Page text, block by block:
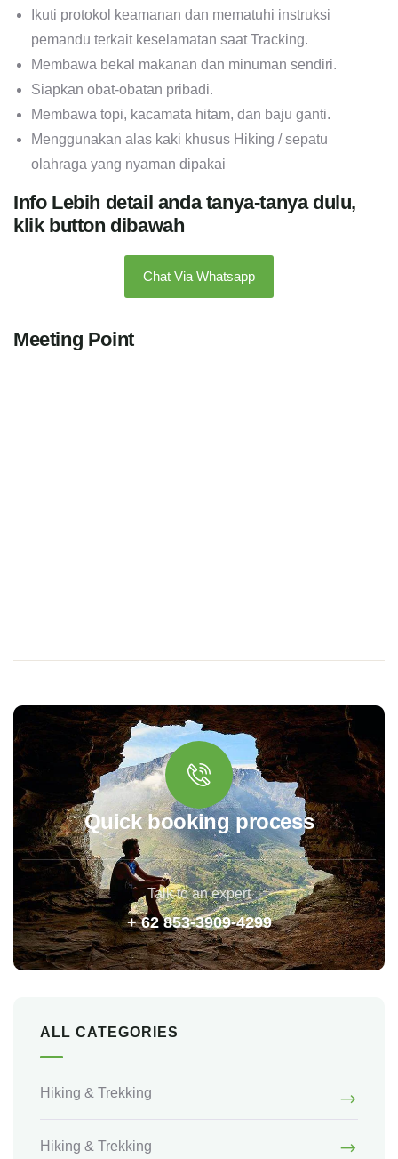
Ikuti protokol keamanan dan mematuhi instruksi
pemandu terkait keselamatan saat Tracking.
Membawa bekal makanan dan minuman sendiri.
Siapkan obat-obatan pribadi.
Membawa topi, kacamata hitam, dan baju ganti.
Menggunakan alas kaki khusus Hiking / sepatu
olahraga yang nyaman dipakai
Info Lebih detail anda tanya-tanya dulu,
klik button dibawah
Chat Via Whatsapp
Meeting Point
Quick booking process
Talk to an expert
+ 62 853-3909-4299
ALL CATEGORIES
Hiking & Trekking
Hiking & Trekking